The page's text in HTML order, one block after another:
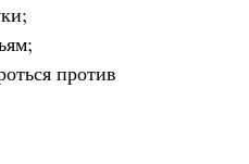
против